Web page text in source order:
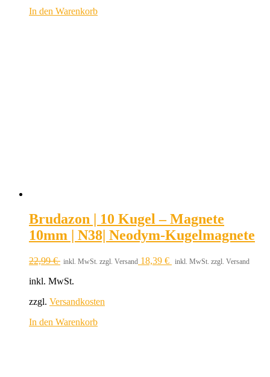
In den Warenkorb
Brudazon | 10 Kugel – Magnete
10mm | N38| Neodym-Kugelmagnete
22,99€ inkl. MwSt. zzgl. Versand 18,39 € inkl. MwSt. zzgl. Versand
inkl. MwSt.
zzgl. Versandkosten
In den Warenkorb